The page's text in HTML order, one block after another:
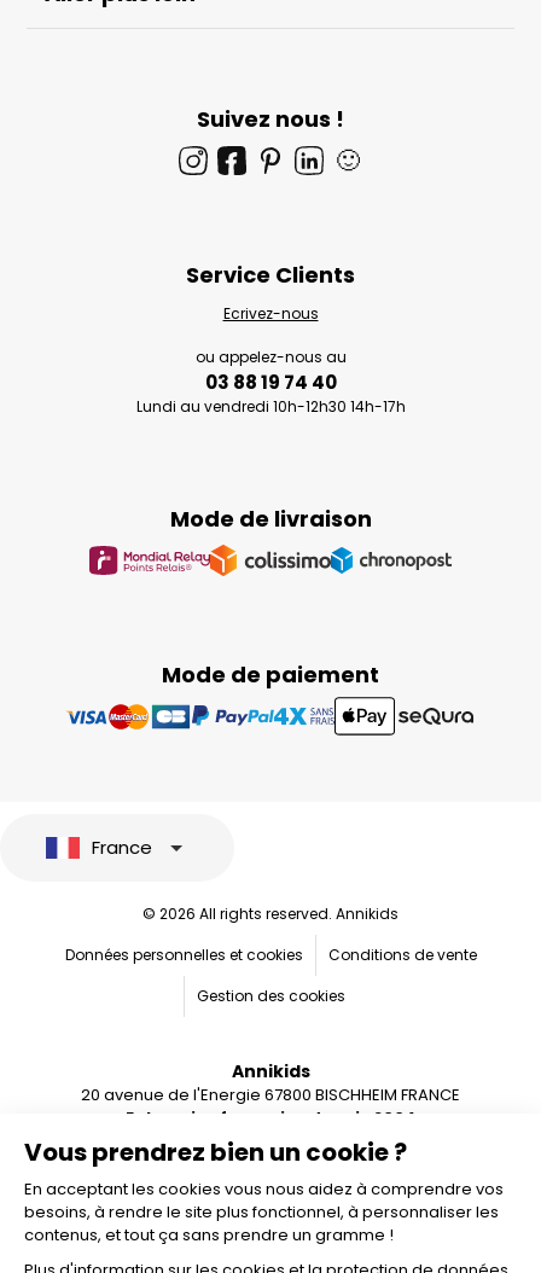
Suivez nous !
🙂
Mode de paiement
Mode de livraison
Service Clients
Ecrivez-nous
ou appelez-nous au
03 88 19 74 40
Lundi au vendredi 10h-12h30 14h-17h
Vous prendrez bien un cookie ?
En acceptant les cookies vous nous aidez à comprendre vos
besoins, à rendre le site plus fonctionnel, à personnaliser les
contenus, et tout ça sans prendre un gramme !
France
© 2026 All rights reserved. Annikids
Données personnelles et cookies
Conditions de vente
Gestion des cookies
Annikids
20 avenue de l'Energie 67800 BISCHHEIM FRANCE
Entreprise française depuis 2004